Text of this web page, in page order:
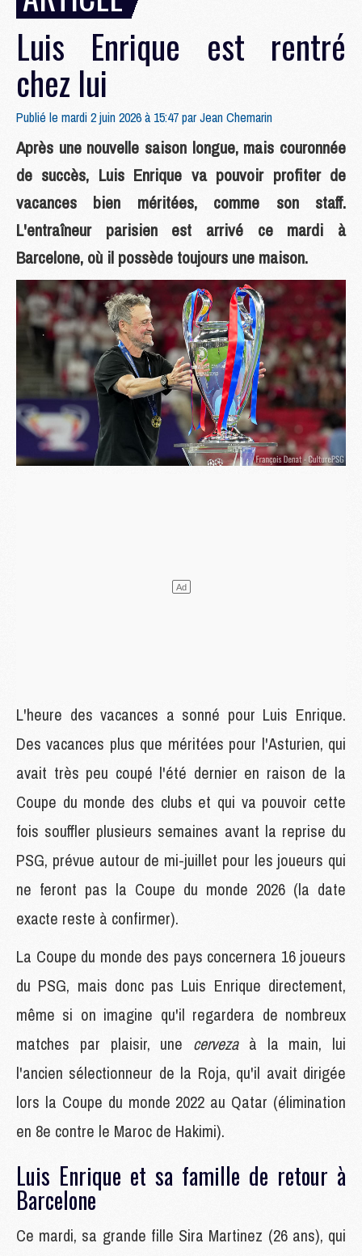
Luis Enrique est rentré
chez lui
Publié le mardi 2 juin 2026 à 15:47 parJean Chemarin
Après une nouvelle saison longue, mais couronnée
de succès, Luis Enrique va pouvoir profiter de
vacances bien méritées, comme son staff.
L'entraîneur parisien est arrivé ce mardi à
Barcelone, où il possède toujours une maison.
L'heure des vacances a sonné pour Luis Enrique.
Des vacances plus que méritées pour l'Asturien, qui
avait très peu coupé l'été dernier en raison de la
Coupe du monde des clubs et qui va pouvoir cette
fois souffler plusieurs semaines avant la reprise du
PSG, prévue autour de mi-juillet pour les joueurs qui
ne feront pas la Coupe du monde 2026 (la date
exacte reste à confirmer).
La Coupe du monde des pays concernera 16 joueurs
du PSG, mais donc pas Luis Enrique directement,
même si on imagine qu'il regardera de nombreux
matches par plaisir, une cerveza à la main, lui
l'ancien sélectionneur de la Roja, qu'il avait dirigée
lors la Coupe du monde 2022 au Qatar (élimination
en 8e contre le Maroc de Hakimi).
Luis Enrique et sa famille de retour à
Barcelone
Ce mardi, sa grande fille Sira Martinez (26 ans), qui